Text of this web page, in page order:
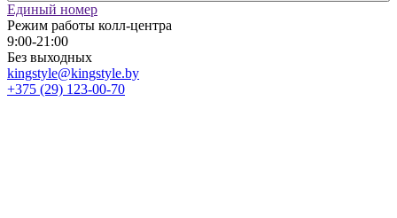
Единый номер
Режим работы колл-центра
9:00-21:00
Без выходных
kingstyle@kingstyle.by
+375 (29) 123-00-70